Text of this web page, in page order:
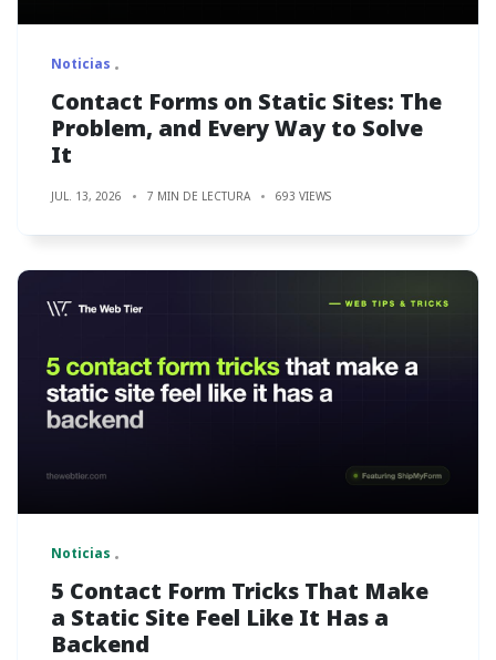
Noticias
Contact Forms on Static Sites: The
Problem, and Every Way to Solve
It
JUL. 13, 2026 7 MIN DE LECTURA 693 VIEWS
Noticias
5 Contact Form Tricks That Make
a Static Site Feel Like It Has a
Backend